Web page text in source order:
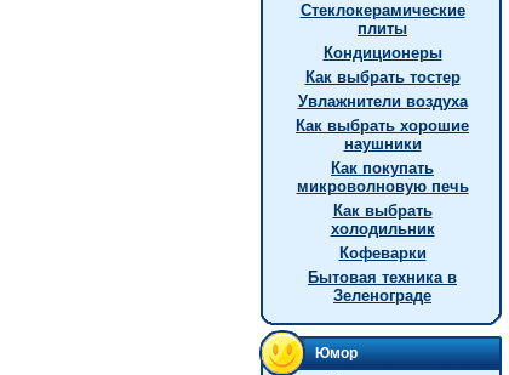
Стеклокерамические
плиты
Кондиционеры
Как выбрать тостер
Увлажнители воздуха
Как выбрать хорошие
наушники
Как покупать
микроволновую печь
Как выбрать
холодильник
Кофеварки
Бытовая техника в
Зеленограде
Юмор